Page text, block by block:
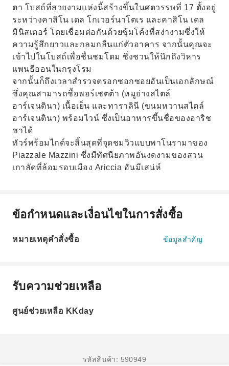
ตา โบสถ์ที่สวยงามแห่งนี้สร้างขึ้นในศตวรรษที่ 17 ตั้งอยู่
ระหว่างคาสิโน เดล โกเวอร์นาโตเร และคาสิโน เดล
มินิสเตอร์ โดยเชื่อมต่อกันด้วยซุ้มโค้งที่สง่างามซึ่งให้
ความรู้สึกยาวและกลมกลืนแก่ตัวอาคาร จากนั้นคุณจะ
เข้าไปในโบสถ์เพื่อชื่นชมโดม ซึ่งชวนให้นึกถึงวิหาร
แพนธีออนในกรุงโรม
จากนั้นก็ถึงเวลาสำรวจตรอกซอกซอยอันเป็นเอกลักษณ์
ซึ่งคุณสามารถซื้อพอร์เชตต้า (หมูย่างสไตล์
อาร์เจนตินา) เนื้อเย็น และทาราลินี (ขนมหวานสไตล์
อาร์เจนตินา) พร้อมไวน์ ซึ่งเป็นอาหารขึ้นชื่อของอาริช
ชาได้
ทัวร์พร้อมไกด์จะสิ้นสุดที่จุดชมวิวแบบพาโนรามาของ
Piazzale Mazzini ซึ่งมีทัศนียภาพอันงดงามของสวน
เกาลัดที่ล้อมรอบเมือง Ariccia อันมีเสน่ห์
ข้อกำหนดและเงื่อนไขในการสั่งซื้อ
หมายเหตุคำสั่งซื้อ ข้อมูลสำคัญ
รับความช่วยเหลือ
ศูนย์ช่วยเหลือ KKday
รหัสสินค้า: 590949